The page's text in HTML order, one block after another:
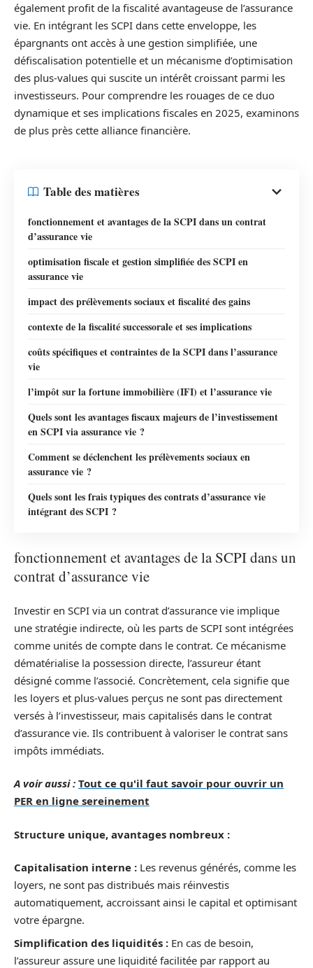
également profit de la fiscalité avantageuse de l’assurance
vie. En intégrant les SCPI dans cette enveloppe, les
épargnants ont accès à une gestion simplifiée, une
défiscalisation potentielle et un mécanisme d’optimisation
des plus-values qui suscite un intérêt croissant parmi les
investisseurs. Pour comprendre les rouages de ce duo
dynamique et ses implications fiscales en 2025, examinons
de plus près cette alliance financière.
Table des matières
fonctionnement et avantages de la SCPI dans un contrat
d’assurance vie
optimisation fiscale et gestion simplifiée des SCPI en
assurance vie
impact des prélèvements sociaux et fiscalité des gains
contexte de la fiscalité successorale et ses implications
coûts spécifiques et contraintes de la SCPI dans l’assurance
vie
l’impôt sur la fortune immobilière (IFI) et l’assurance vie
Quels sont les avantages fiscaux majeurs de l’investissement
en SCPI via assurance vie ?
Comment se déclenchent les prélèvements sociaux en
assurance vie ?
Quels sont les frais typiques des contrats d’assurance vie
intégrant des SCPI ?
fonctionnement et avantages de la SCPI dans un
contrat d’assurance vie
Investir en SCPI via un contrat d’assurance vie implique
une stratégie indirecte, où les parts de SCPI sont intégrées
comme unités de compte dans le contrat. Ce mécanisme
dématérialise la possession directe, l’assureur étant
désigné comme l’associé. Concrètement, cela signifie que
les loyers et plus-values perçus ne sont pas directement
versés à l’investisseur, mais capitalisés dans le contrat
d’assurance vie. Ils contribuent à valoriser le contrat sans
impôts immédiats.
A voir aussi : Tout ce qu'il faut savoir pour ouvrir un
PER en ligne sereinement
Structure unique, avantages nombreux :
Capitalisation interne : Les revenus générés, comme les
loyers, ne sont pas distribués mais réinvestis
automatiquement, accroissant ainsi le capital et optimisant
votre épargne.
Simplification des liquidités : En cas de besoin,
l’assureur assure une liquidité facilitée par rapport au